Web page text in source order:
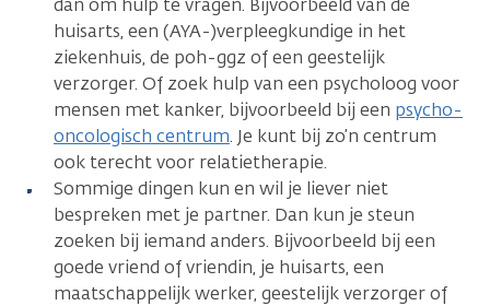
huisarts, een (AYA-)verpleegkundige in het
ziekenhuis, de poh-ggz of een geestelijk
verzorger. Of zoek hulp van een psycholoog voor
mensen met kanker, bijvoorbeeld bij een psycho-
oncologisch centrum. Je kunt bij zo’n centrum
ook terecht voor relatietherapie.
Sommige dingen kun en wil je liever niet
bespreken met je partner. Dan kun je steun
zoeken bij iemand anders. Bijvoorbeeld bij een
goede vriend of vriendin, je huisarts, een
maatschappelijk werker, geestelijk verzorger of